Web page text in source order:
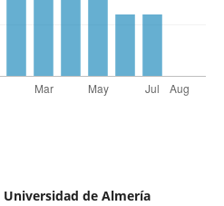
Universidad de Almería